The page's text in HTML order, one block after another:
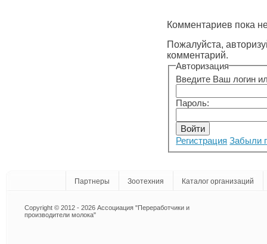
Комментариев пока
Пожалуйста,
комментарий.
Авторизация
Введите Ваш логин
Пароль:
Регистрация Забыли
Партнеры Зоотехния Каталог организаций
Copyright © 2012 - 2026 Ассоциация "Переработчики и
производители молока"